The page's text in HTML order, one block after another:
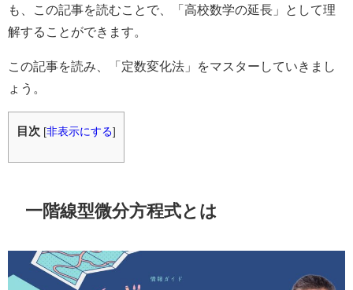
も、この記事を読むことで、「高校数学の延長」として理
解することができます。
この記事を読み、「定数変化法」をマスターしていきまし
ょう。
目次 [非表示にする]
一階線型微分方程式とは